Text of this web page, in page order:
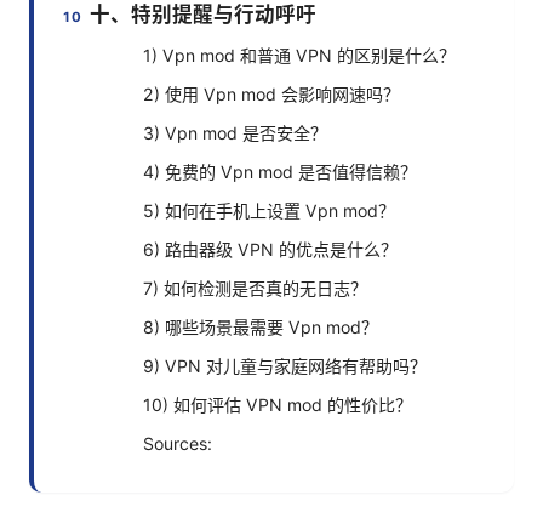
十、特别提醒与行动呼吁
1) Vpn mod 和普通 VPN 的区别是什么？
2) 使用 Vpn mod 会影响网速吗？
3) Vpn mod 是否安全？
4) 免费的 Vpn mod 是否值得信赖？
5) 如何在手机上设置 Vpn mod？
6) 路由器级 VPN 的优点是什么？
7) 如何检测是否真的无日志？
8) 哪些场景最需要 Vpn mod？
9) VPN 对儿童与家庭网络有帮助吗？
10) 如何评估 VPN mod 的性价比？
Sources: